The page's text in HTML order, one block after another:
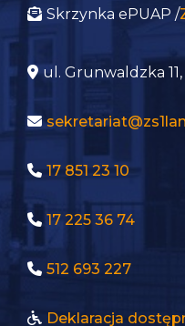
Skrzynka ePUAP /
ul. Grunwaldzka
17 851 23 10
17 225 36 74
512 693 227
Deklaracja
internetowa
twojego
Jeśli odrzucisz te
pliki cookie,
niektóre funkcje
znikną ze strony
Udostępniając